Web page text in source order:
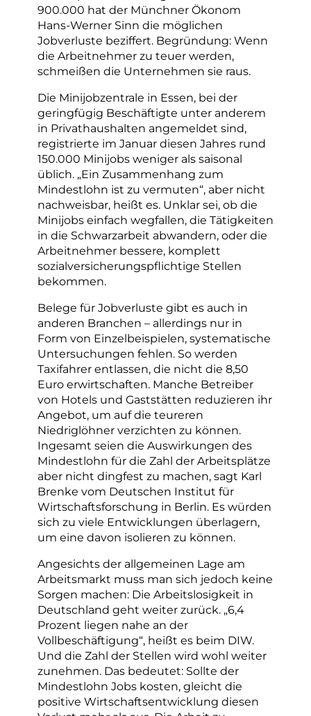
900.000 hat der Münchner Ökonom
Hans-Werner Sinn die möglichen
Jobverluste beziffert. Begründung: Wenn
die Arbeitnehmer zu teuer werden,
schmeißen die Unternehmen sie raus.
Die Minijobzentrale in Essen, bei der
geringfügig Beschäftigte unter anderem
in Privathaushalten angemeldet sind,
registrierte im Januar diesen Jahres rund
150.000 Minijobs weniger als saisonal
üblich. „Ein Zusammenhang zum
Mindestlohn ist zu vermuten“, aber nicht
nachweisbar, heißt es. Unklar sei, ob die
Minijobs einfach wegfallen, die Tätigkeiten
in die Schwarzarbeit abwandern, oder die
Arbeitnehmer bessere, komplett
sozialversicherungspflichtige Stellen
bekommen.
Belege für Jobverluste gibt es auch in
anderen Branchen – allerdings nur in
Form von Einzelbeispielen, systematische
Untersuchungen fehlen. So werden
Taxifahrer entlassen, die nicht die 8,50
Euro erwirtschaften. Manche Betreiber
von Hotels und Gaststätten reduzieren ihr
Angebot, um auf die teureren
Niedriglöhner verzichten zu können.
Ingesamt seien die Auswirkungen des
Mindestlohn für die Zahl der Arbeitsplätze
aber nicht dingfest zu machen, sagt Karl
Brenke vom Deutschen Institut für
Wirtschaftsforschung in Berlin. Es würden
sich zu viele Entwicklungen überlagern,
um eine davon isolieren zu können.
Angesichts der allgemeinen Lage am
Arbeitsmarkt muss man sich jedoch keine
Sorgen machen: Die Arbeitslosigkeit in
Deutschland geht weiter zurück. „6,4
Prozent liegen nahe an der
Vollbeschäftigung“, heißt es beim DIW.
Und die Zahl der Stellen wird wohl weiter
zunehmen. Das bedeutet: Sollte der
Mindestlohn Jobs kosten, gleicht die
positive Wirtschaftsentwicklung diesen